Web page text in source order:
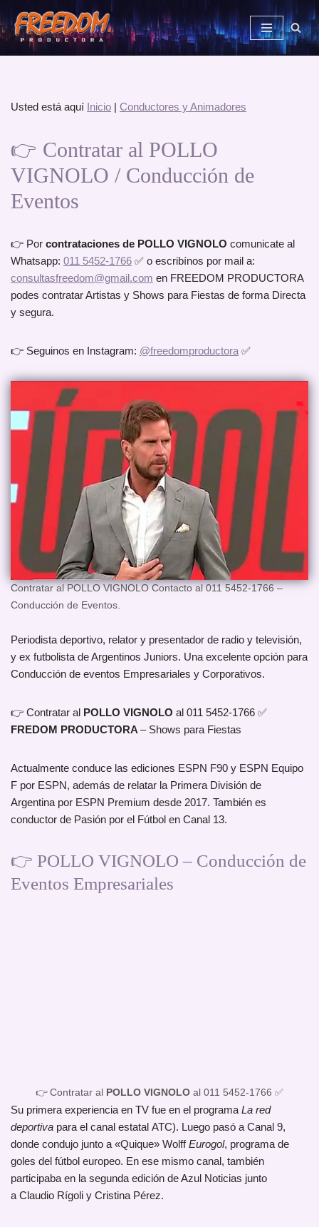
Saltar
al
Usted está aquí Inicio | Conductores y Animadores
👉 Contratar al POLLO
VIGNOLO / Conducción de
Eventos
👉 Por contrataciones de POLLO VIGNOLO comunicate al
Whatsapp: 011 5452-1766 ✅ o escribínos por mail a:
consultasfreedom@gmail.com en FREEDOM PRODUCTORA
podes contratar Artistas y Shows para Fiestas de forma Directa
y segura.
👉 Seguinos en Instagram: @freedomproductora ✅
Contratar al POLLO VIGNOLO Contacto al 011 5452-1766 –
Conducción de Eventos.
Periodista deportivo, relator y presentador de radio y televisión,
y ex futbolista de Argentinos Juniors. Una excelente opción para
Conducción de eventos Empresariales y Corporativos.
👉 Contratar al POLLO VIGNOLO al 011 5452-1766 ✅
FREDOM PRODUCTORA – Shows para Fiestas
Actualmente conduce las ediciones ESPN F90 y ESPN Equipo
F por ESPN, además de relatar la Primera División de
Argentina por ESPN Premium desde 2017. También es
conductor de Pasión por el Fútbol en Canal 13.
👉 POLLO VIGNOLO – Conducción de
Eventos Empresariales
👉 Contratar al POLLO VIGNOLO al 011 5452-1766 ✅
Su primera experiencia en TV fue en el programa La red
deportiva para el canal estatal ATC). Luego pasó a Canal 9,
donde condujo junto a «Quique» WolffEurogol, programa de
goles del fútbol europeo. En ese mismo canal, también
participaba en la segunda edición de Azul Noticias junto
a Claudio Rígoli y Cristina Pérez.